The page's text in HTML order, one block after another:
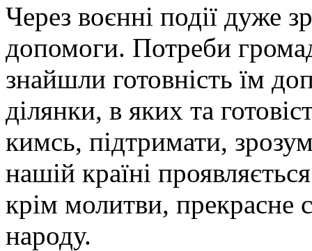
Через воєнні події дуже
допомоги. Потреби
знайшли готовність їм
ділянки, в яких та
кимсь, підтримати,
нашій країні
крім молитви, прекрасне
народу.